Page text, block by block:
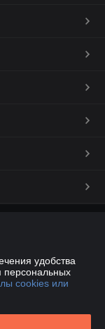
д.34, пом.№41
удобства
персональных
cookies или